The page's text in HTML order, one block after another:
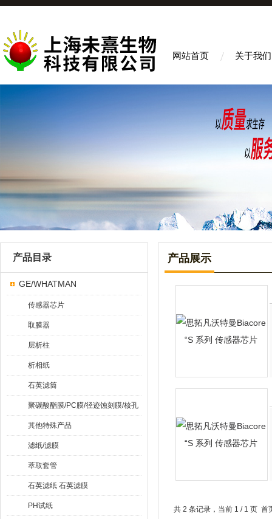
网站首页 关于我们
产品目录
GE/WHATMAN
传感器芯片
取膜器
层析柱
析相纸
石英滤筒
聚碳酸酯膜/PC膜/径迹蚀刻膜/核孔
膜
其他特殊产品
滤纸/滤膜
萃取套管
石英滤纸 石英滤膜
PH试纸
产品展示
共 2 条记录，当前 1 / 1 页